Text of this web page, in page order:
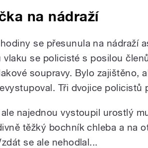
na nádraží
se přesunula na nádraží
vlaku se policisté s posilou
soupravy. Bylo zajištěno,
Tři dvojice policistů
najednou vystoupil urostlý
těžký bochník chleba a na
se ale nehodlal...